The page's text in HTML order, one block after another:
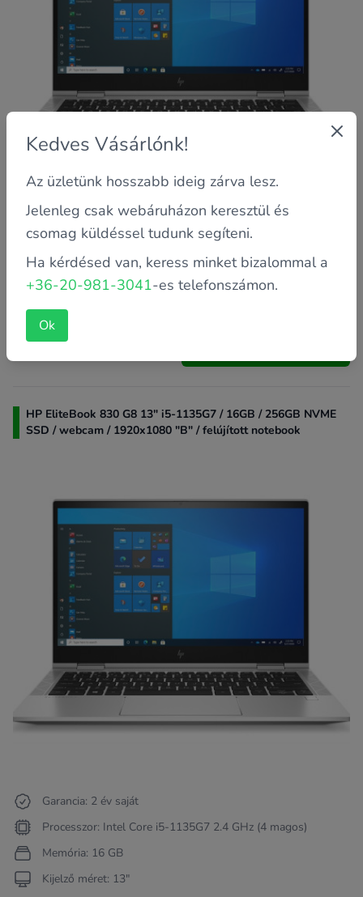
Garancia: 2 év saját
Processzor: Intel Core i7-1165G7 2.8 GHz (4 magos)
Memória: 16 GB
Kijelző méret: 13"
HP EliteBook 830 G8 13" i5-1135G7 / 16GB / 256GB NVME
SSD / webcam / 1920x1080 "B" / felújított notebook
Garancia: 2 év saját
Processzor: Intel Core i5-1135G7 2.4 GHz (4 magos)
Memória: 16 GB
Kijelző méret: 13"
Kedves Vásárlónk!
Az üzletünk hosszabb ideig zárva lesz.
Jelenleg csak webáruházon keresztül és
csomag küldéssel tudunk segíteni.
Ha kérdésed van, keress minket bizalommal a
+36-20-981-3041-es telefonszámon.
Ok